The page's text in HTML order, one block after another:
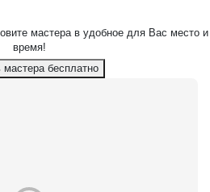
мастера в удобное для Вас место и
время!
мастера бесплатно